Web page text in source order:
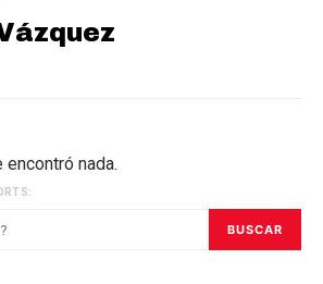
nada.
BUSCAR